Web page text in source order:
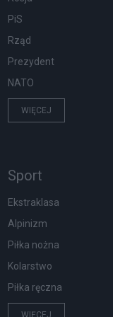
PiS
Rząd
Prezydent
NATO
WIĘCEJ
Sport
Ekstraklasa
Alpinizm
Piłka nożna
Kolarstwo
Piłka ręczna